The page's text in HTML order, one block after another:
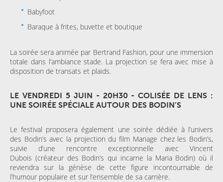
Babyfoot
Baraque à frites, buvette et boutique
La soirée sera animée par Bertrand Fashion, pour une immersion
totale dans l’ambiance stade. La projection se fera avec mise à
disposition de transats et plaids.
LE VENDREDI 5 JUIN - 20H30 - COLISÉE DE LENS :
UNE SOIRÉE SPÉCIALE AUTOUR DES BODIN’S
Le festival proposera également une soirée dédiée à l’univers
des Bodin’s avec la projection du film Mariage chez les Bodin’s,
suivie d’une rencontre exceptionnelle avec Vincent
Dubois (créateur des Bodin’s qui incarne la Maria Bodin) où il
reviendra sur la génèse de cette figure incontournable de
l’humour populaire et sur l’ensemble de sa carrière.